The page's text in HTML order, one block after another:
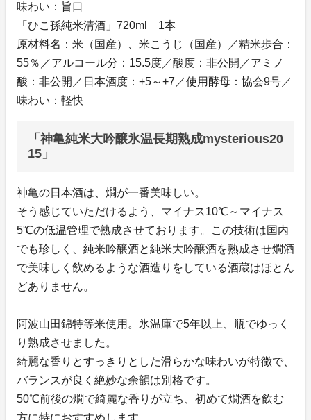
味わい：旨口
「ひこ孫純米清酒」720ml 1本
原材料名：米（国産）、米こうじ（国産）／精米歩合：
55％／アルコール分：15.5度／酸度：非公開／アミノ
酸：非公開／日本酒度：+5～+7／使用酵母：協会9号／
味わい：軽快
「神亀純米大吟醸氷温長期熟成mysterious20
15」
神亀の日本酒は、燗が一番美味しい。
そう感じていただけるよう、マイナス10℃～マイナス
5℃の低温管理で熟成させております。この技術は国内
でも珍しく、純米吟醸酒と純米大吟醸酒を熟成させ燗酒
で美味しく飲めるような酒造りをしている酒蔵はほとん
どありません。
阿波山田錦特等米使用。氷温庫で5年以上、瓶でゆっく
り熟成させました。
綺麗な香りとすっきりとした滑らかな味わいが特徴で、
バランスが良く絶妙な余韻は別格です。
50℃前後の燗で綺麗な香りが立ち、初めて燗酒を飲む